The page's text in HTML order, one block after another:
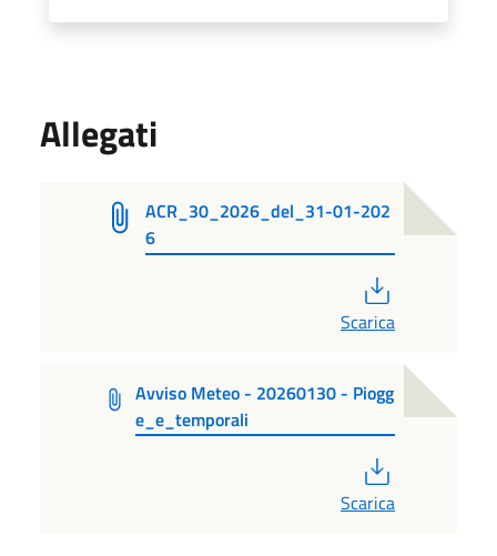
Allegati
ACR_30_2026_del_31-01-202
6
Scarica
Avviso Meteo - 20260130 - Piogg
e_e_temporali
Scarica